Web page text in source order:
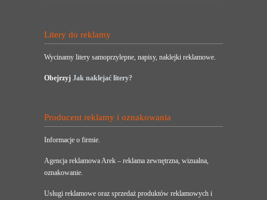
Litery do reklamy
Wycinamy litery samoprzylepne, napisy, naklejki reklamowe.
Obejrzyj Jak naklejać litery?
Producent reklamy i oznakowania
Informacje o firmie.
Agencja reklamowa Arek – reklama zewnętrzna, wizualna,
oznakowanie.
Usługi reklamowe oraz sprzedaż produktów reklamowych i